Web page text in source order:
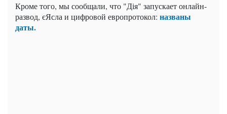
Кроме того, мы сообщали, что "Дія" запускает онлайн-
развод, єЯсла и цифровой европротокол: названы
даты.